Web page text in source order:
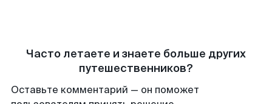
Часто летаете и знаете больше других
путешественников?
Оставьте комментарий — он поможет